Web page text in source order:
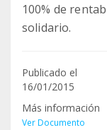
100% de
solidario.
Publicado el
16/01/2015
Más información
Ver Documento